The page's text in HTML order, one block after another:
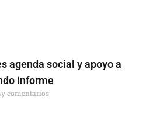
agenda social y apoyo a
informe
comentarios